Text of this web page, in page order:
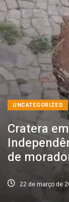
UNCATEGORIZED
Cratera
de
22 de março de